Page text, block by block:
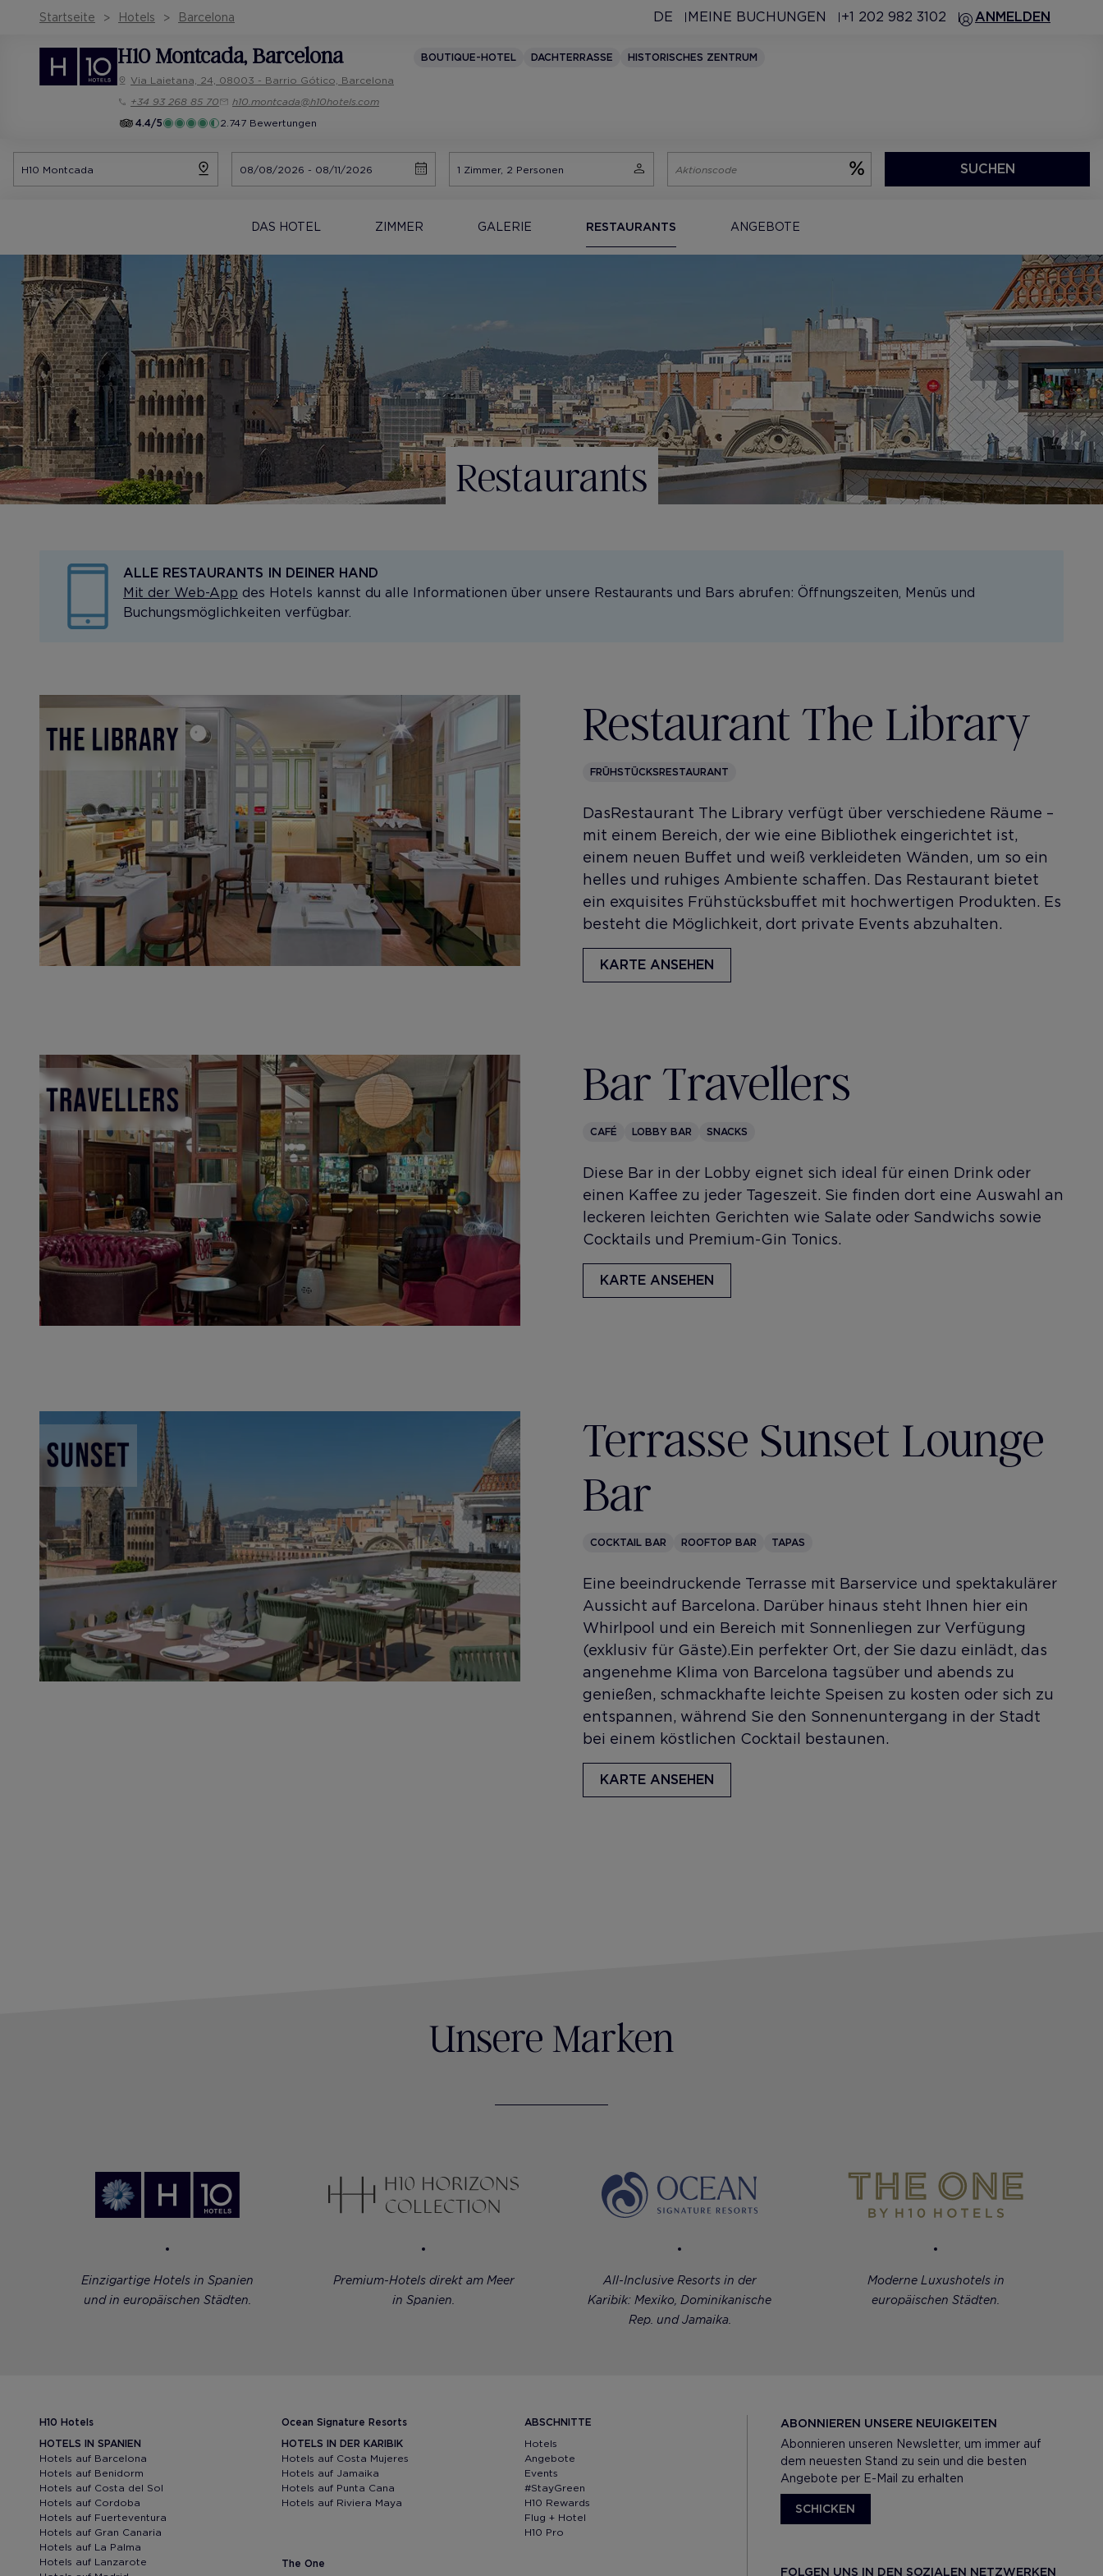
Startseite Hotels Barcelona DE MEINE BUCHUNGEN +1 202 982 3102 ANMELDEN
H10 Montcada, Barcelona BOUTIQUE-HOTEL DACHTERRASSE
HISTORISCHES ZENTRUM
Via Laietana, 24, 08003 - Barrio Gótico, Barcelona
+34 93 268 85 70
h10.montcada@h10hotels.com
4.4/5
2.747 Bewertungen
SUCHEN
DAS HOTEL ZIMMER GALERIE RESTAURANTS ANGEBOTE
Restaurants
ALLE RESTAURANTS IN DEINER HAND
Mit der Web-App des Hotels kannst du alle Informationen über unsere Restaurants und Bars abrufen: Öffnungszeiten, Menüs und
Buchungsmöglichkeiten verfügbar.
Restaurant The Library
FRÜHSTÜCKSRESTAURANT
Das Restaurant The Library verfügt über verschiedene Räume –
mit einem Bereich, der wie eine Bibliothek eingerichtet ist,
einem neuen Buffet und weiß verkleideten Wänden, um so ein
helles und ruhiges Ambiente schaffen. Das Restaurant bietet
ein exquisites Frühstücksbuffet mit hochwertigen Produkten. Es
besteht die Möglichkeit, dort private Events abzuhalten.
KARTE ANSEHEN
Bar Travellers
CAFÉ LOBBY BAR SNACKS
Diese Bar in der Lobby eignet sich ideal für einen Drink oder
einen Kaffee zu jeder Tageszeit. Sie finden dort eine Auswahl an
leckeren leichten Gerichten wie Salate oder Sandwichs sowie
Cocktails und Premium-Gin Tonics.
KARTE ANSEHEN
Terrasse Sunset Lounge
Bar
COCKTAIL BAR ROOFTOP BAR TAPAS
Eine beeindruckende Terrasse mit Barservice und spektakulärer
Aussicht auf Barcelona. Darüber hinaus steht Ihnen hier ein
Whirlpool und ein Bereich mit Sonnenliegen zur Verfügung
(exklusiv für Gäste).Ein perfekter Ort, der Sie dazu einlädt, das
angenehme Klima von Barcelona tagsüber und abends zu
genießen, schmackhafte leichte Speisen zu kosten oder sich zu
entspannen, während Sie den Sonnenuntergang in der Stadt
bei einem köstlichen Cocktail bestaunen.
KARTE ANSEHEN
Unsere Marken
Einzigartige Hotels in Spanien
und in europäischen Städten.
Premium-Hotels direkt am Meer
in Spanien.
All-Inclusive Resorts in der
Karibik: Mexiko, Dominikanische
Rep. und Jamaika.
Moderne Luxushotels in
europäischen Städten.
H10 Hotels
HOTELS IN SPANIEN
Hotels auf Barcelona
Hotels auf Benidorm
Hotels auf Costa del Sol
Hotels auf Cordoba
Hotels auf Fuerteventura
Hotels auf Gran Canaria
Hotels auf La Palma
Hotels auf Lanzarote
Ocean Signature Resorts
HOTELS IN DER KARIBIK
Hotels auf Costa Mujeres
Hotels auf Jamaika
Hotels auf Punta Cana
Hotels auf Riviera Maya
The One
ABSCHNITTE
Hotels
Angebote
Events
#StayGreen
H10 Rewards
Flug + Hotel
H10 Pro
ABONNIEREN UNSERE NEUIGKEITEN
Abonnieren unseren Newsletter, um immer auf
dem neuesten Stand zu sein und die besten
Angebote per E-Mail zu erhalten
SCHICKEN
FOLGEN UNS IN DEN SOZIALEN NETZWERKEN